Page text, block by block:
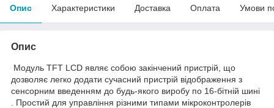
Опис Характеристики Доставка Оплата Умови
Опис
Модуль TFT LCD являє собою закінчений пристрій , що
дозволяє легко додати сучасний пристрій відображення з
сенсорним введенням до будь-якого виробу по 16-бітній шині
. Простий для управління різними типами мікроконтролерів